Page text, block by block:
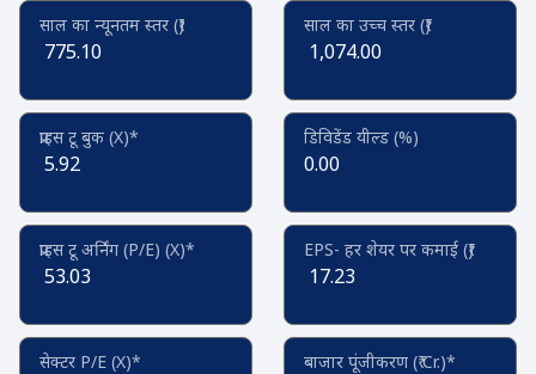
साल का न्यूनतम स्तर (₹)
775.10
साल का उच्च स्तर (₹)
1,074.00
प्राइस टू बुक (X)*
5.92
डिविडेंड यील्ड (%)
0.00
प्राइस टू अर्निंग (P/E) (X)*
53.03
EPS- हर शेयर पर कमाई (₹)
17.23
सेक्टर P/E (X)* बाजार पूंजीकरण (₹ Cr.)*